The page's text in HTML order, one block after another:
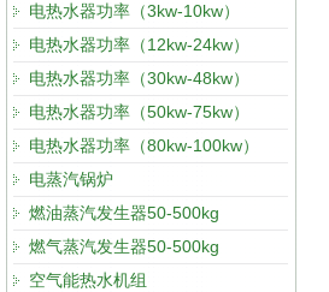
电热水器功率（3kw-10kw）
电热水器功率（12kw-24kw）
电热水器功率（30kw-48kw）
电热水器功率（50kw-75kw）
电热水器功率（80kw-100kw）
电蒸汽锅炉
燃油蒸汽发生器50-500kg
燃气蒸汽发生器50-500kg
空气能热水机组